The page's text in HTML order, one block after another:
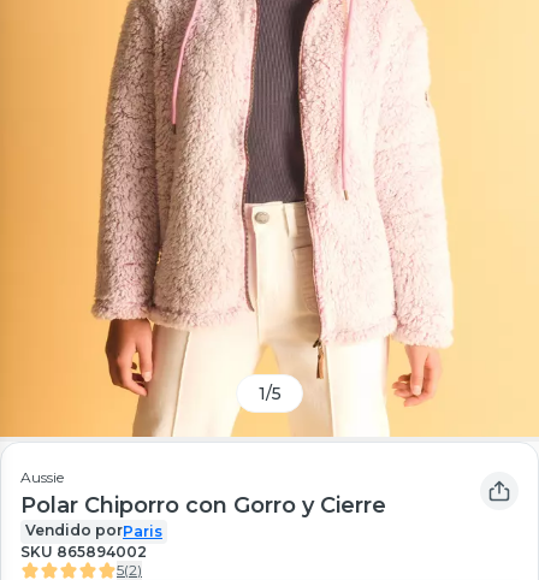
1/5
Aussie
Polar Chiporro con Gorro y Cierre
Vendido porParis
SKU 865894002
5(2)